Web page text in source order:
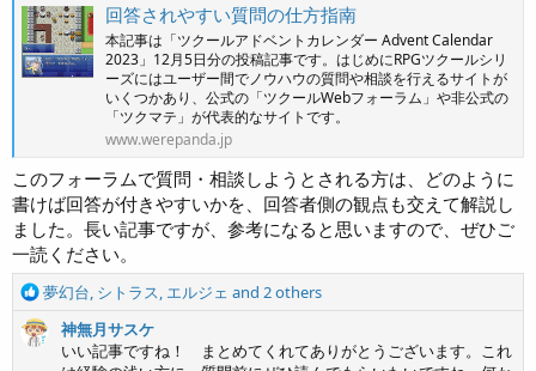
回答されやすい質問の仕方指南
本記事は「ツクールアドベントカレンダー Advent Calendar
2023」12月5日分の投稿記事です。はじめにRPGツクールシリ
ーズにはユーザー間でノウハウの質問や相談を行えるサイトが
いくつかあり、公式の「ツクールWebフォーラム」や非公式の
「ツクマテ」が代表的なサイトです。
www.werepanda.jp
このフォーラムで質問・相談しようとされる方は、どのように
書けば回答が付きやすいかを、回答者側の観点も交えて解説し
ました。長い記事ですが、参考になると思いますので、ぜひご
一読ください。
R
a
夢幻台, シトラス, エルジェ and 2 others
神無月サスケ
いい記事ですね！ まとめてくれてありがとうございます。これ